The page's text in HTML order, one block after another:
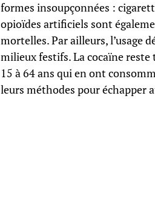
formes insoupçonnées :
opioïdes artificiels sont
mortelles. Par ailleurs, l’usage
milieux festifs. La cocaïne reste
15 à 64 ans qui en ont
leurs méthodes pour échapper